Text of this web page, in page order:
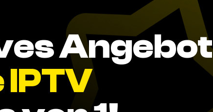
Angebot